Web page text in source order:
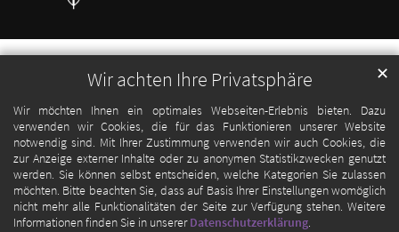
Wir achten Ihre Privatsphäre
Wir möchten Ihnen ein optimales Webseiten-Erlebnis bieten. Dazu
verwenden wir Cookies, die für das Funktionieren unserer Website
notwendig sind. Mit Ihrer Zustimmung verwenden wir auch Cookies, die
zur Anzeige externer Inhalte oder zu anonymen Statistikzwecken genutzt
werden. Sie können selbst entscheiden, welche Kategorien Sie zulassen
möchten. Bitte beachten Sie, dass auf Basis Ihrer Einstellungen womöglich
nicht mehr alle Funktionalitäten der Seite zur Verfügung stehen. Weitere
Informationen finden Sie in unsererDatenschutzerklärung.
✕